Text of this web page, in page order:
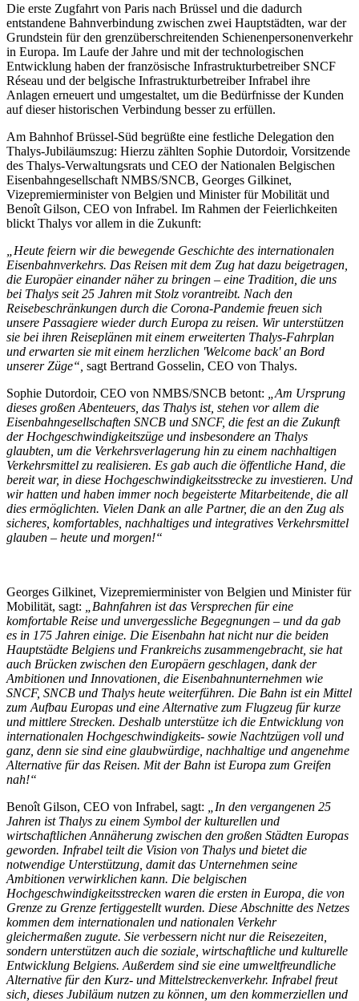
Die erste Zugfahrt von Paris nach Brüssel und die dadurch
entstandene Bahnverbindung zwischen zwei Hauptstädten, war der
Grundstein für den grenzüberschreitenden Schienenpersonenverkehr
in Europa. Im Laufe der Jahre und mit der technologischen
Entwicklung haben der französische Infrastrukturbetreiber SNCF
Réseau und der belgische Infrastrukturbetreiber Infrabel ihre
Anlagen erneuert und umgestaltet, um die Bedürfnisse der Kunden
auf dieser historischen Verbindung besser zu erfüllen.
Am Bahnhof Brüssel-Süd begrüßte eine festliche Delegation den
Thalys-Jubiläumszug: Hierzu zählten Sophie Dutordoir, Vorsitzende
des Thalys-Verwaltungsrats und CEO der Nationalen Belgischen
Eisenbahngesellschaft NMBS/SNCB, Georges Gilkinet,
Vizepremierminister von Belgien und Minister für Mobilität und
Benoît Gilson, CEO von Infrabel. Im Rahmen der Feierlichkeiten
blickt Thalys vor allem in die Zukunft:
„Heute feiern wir die bewegende Geschichte des internationalen
Eisenbahnverkehrs. Das Reisen mit dem Zug hat dazu beigetragen,
die Europäer einander näher zu bringen – eine Tradition, die uns
bei Thalys seit 25 Jahren mit Stolz vorantreibt. Nach den
Reisebeschränkungen durch die Corona-Pandemie freuen sich
unsere Passagiere wieder durch Europa zu reisen. Wir unterstützen
sie bei ihren Reiseplänen mit einem erweiterten Thalys-Fahrplan
und erwarten sie mit einem herzlichen 'Welcome back' an Bord
unserer Züge“, sagt Bertrand Gosselin, CEO von Thalys.
Sophie Dutordoir, CEO von NMBS/SNCB betont: „Am Ursprung
dieses großen Abenteuers, das Thalys ist, stehen vor allem die
Eisenbahngesellschaften SNCB und SNCF, die fest an die Zukunft
der Hochgeschwindigkeitszüge und insbesondere an Thalys
glaubten, um die Verkehrsverlagerung hin zu einem nachhaltigen
Verkehrsmittel zu realisieren. Es gab auch die öffentliche Hand, die
bereit war, in diese Hochgeschwindigkeitsstrecke zu investieren. Und
wir hatten und haben immer noch begeisterte Mitarbeitende, die all
dies ermöglichten. Vielen Dank an alle Partner, die an den Zug als
sicheres, komfortables, nachhaltiges und integratives Verkehrsmittel
glauben – heute und morgen!“
Georges Gilkinet, Vizepremierminister von Belgien und Minister für
Mobilität, sagt: „Bahnfahren ist das Versprechen für eine
komfortable Reise und unvergessliche Begegnungen – und da gab
es in 175 Jahren einige. Die Eisenbahn hat nicht nur die beiden
Hauptstädte Belgiens und Frankreichs zusammengebracht, sie hat
auch Brücken zwischen den Europäern geschlagen, dank der
Ambitionen und Innovationen, die Eisenbahnunternehmen wie
SNCF, SNCB und Thalys heute weiterführen. Die Bahn ist ein Mittel
zum Aufbau Europas und eine Alternative zum Flugzeug für kurze
und mittlere Strecken. Deshalb unterstütze ich die Entwicklung von
internationalen Hochgeschwindigkeits- sowie Nachtzügen voll und
ganz, denn sie sind eine glaubwürdige, nachhaltige und angenehme
Alternative für das Reisen. Mit der Bahn ist Europa zum Greifen
nah!“
Benoît Gilson, CEO von Infrabel, sagt: „In den vergangenen 25
Jahren ist Thalys zu einem Symbol der kulturellen und
wirtschaftlichen Annäherung zwischen den großen Städten Europas
geworden. Infrabel teilt die Vision von Thalys und bietet die
notwendige Unterstützung, damit das Unternehmen seine
Ambitionen verwirklichen kann. Die belgischen
Hochgeschwindigkeitsstrecken waren die ersten in Europa, die von
Grenze zu Grenze fertiggestellt wurden. Diese Abschnitte des Netzes
kommen dem internationalen und nationalen Verkehr
gleichermaßen zugute. Sie verbessern nicht nur die Reisezeiten,
sondern unterstützen auch die soziale, wirtschaftliche und kulturelle
Entwicklung Belgiens. Außerdem sind sie eine umweltfreundliche
Alternative für den Kurz- und Mittelstreckenverkehr. Infrabel freut
sich, dieses Jubiläum nutzen zu können, um den kommerziellen und